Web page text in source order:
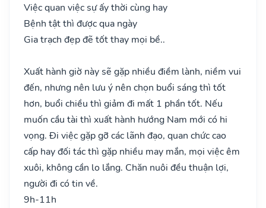
Việc quan việc sự ấy thời cùng hay
Bệnh tật thì được qua ngày
Gia trạch đẹp đẽ tốt thay mọi bề..
Xuất hành giờ này sẽ gặp nhiều điềm lành, niềm vui
đến, nhưng nên lưu ý nên chọn buổi sáng thì tốt
hơn, buổi chiều thì giảm đi mất 1 phần tốt. Nếu
muốn cầu tài thì xuất hành hướng Nam mới có hi
vọng. Đi việc gặp gỡ các lãnh đạo, quan chức cao
cấp hay đối tác thì gặp nhiều may mắn, mọi việc êm
xuôi, không cần lo lắng. Chăn nuôi đều thuận lợi,
người đi có tin về.
9h-11h